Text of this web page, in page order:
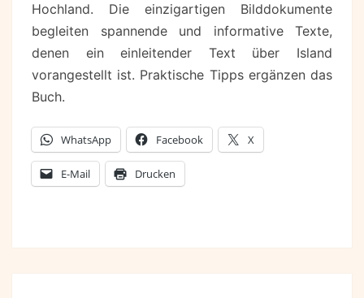
Hochland. Die einzigartigen Bilddokumente
begleiten spannende und informative Texte,
denen ein einleitender Text über Island
vorangestellt ist. Praktische Tipps ergänzen das
Buch.
WhatsApp Facebook X
E-Mail Drucken